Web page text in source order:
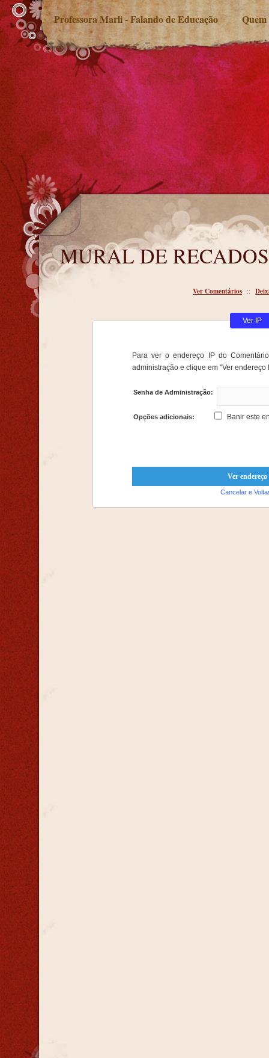
Professora Marli - Falando de Educação Quem
MURAL DE RECADOS
MURAL DE RECADOS
Ver Comentários ::
Ver IP
Para ver o endereço IP do
administração e clique em "Ver endereço
Senha de Administração:
Opções adicionais: Banir este
Cancelar e